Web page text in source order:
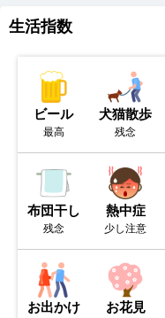
生活指数
ビール
最高
犬猫散歩
残念
布団干し
残念
熱中症
少し注意
お出かけ お花見